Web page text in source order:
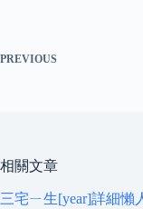
PREVIOUS
相關文章
三宅ㄧ生[year]詳細